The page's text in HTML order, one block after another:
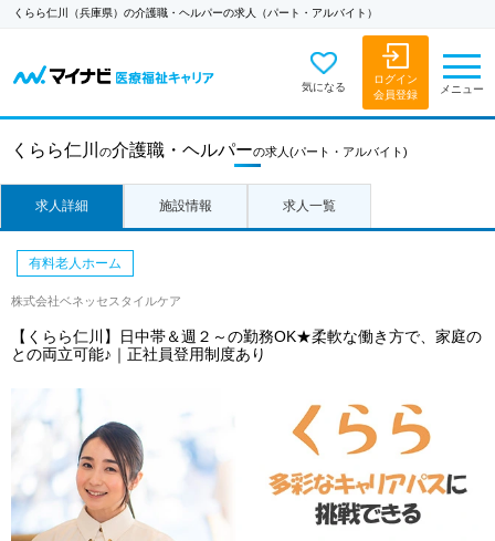
くらら仁川（兵庫県）の介護職・ヘルパーの求人（パート・アルバイト）
気になる
ログイン
会員登録
メニュー
くらら仁川 の介護職・ヘルパーの求人 (パート・アルバイト)
求人詳細 施設情報 求人一覧
有料老人ホーム
株式会社ベネッセスタイルケア
【くらら仁川】日中帯＆週２～の勤務OK★柔軟な働き方で、家庭の
との両立可能♪｜正社員登用制度あり